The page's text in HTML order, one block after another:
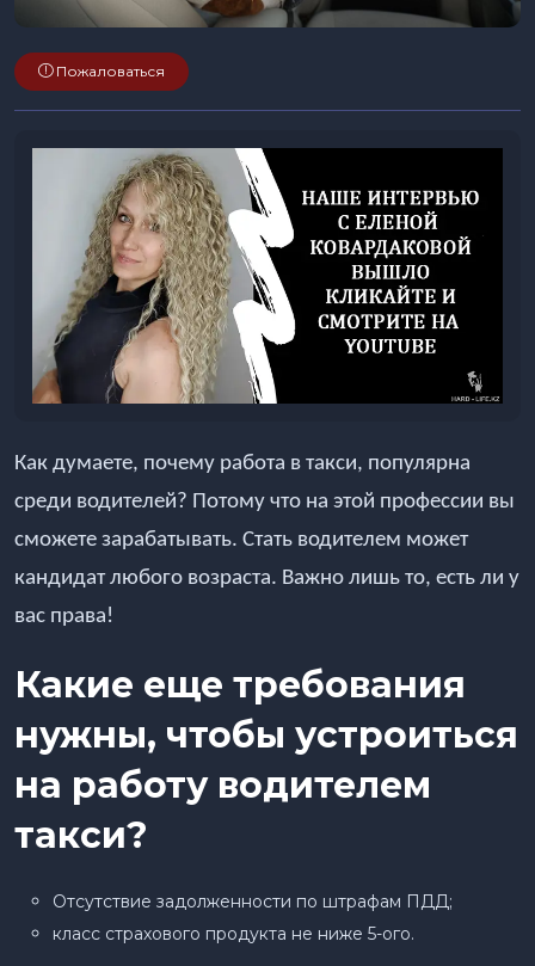
Пожаловаться
Как думаете, почему работа в такси, популярна
среди водителей? Потому что на этой профессии вы
сможете зарабатывать. Стать водителем может
кандидат любого возраста. Важно лишь то, есть ли у
вас права!
Какие еще требования
нужны, чтобы устроиться
на работу водителем
такси?
Отсутствие задолженности по штрафам ПДД;
класс страхового продукта не ниже 5-ого.